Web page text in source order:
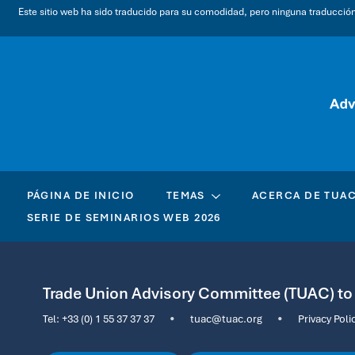
Este sitio web ha sido traducido para su comodidad, pero ninguna
PÁGINA DE INICIO TEMAS ACERCA DE TUAC
SERIE DE SEMINARIOS WEB 2026
Trade Union Advisory Committee (TUAC)
Tel: +33 (0) 1 55 37 37 37 • tuac@tuac.org • Privacy